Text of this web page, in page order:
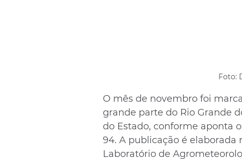
Foto:
O mês de novembro foi
grande parte do Rio Grande
do Estado, conforme aponta
94. A publicação é
Laboratório de